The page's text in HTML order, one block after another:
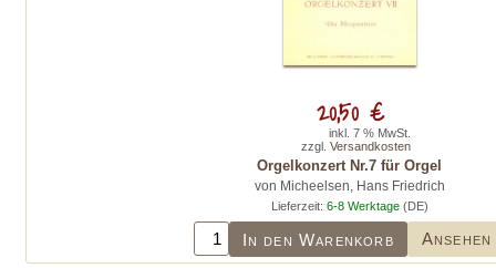
Orgelkonzert Nr.7 für Orgel
von Micheelsen, Hans Friedrich
Lieferzeit: 6-8 Werktage(DE)
In den Warenkorb Ansehen
20,50 €
inkl. 7 % MwSt.
zzgl. Versandkosten